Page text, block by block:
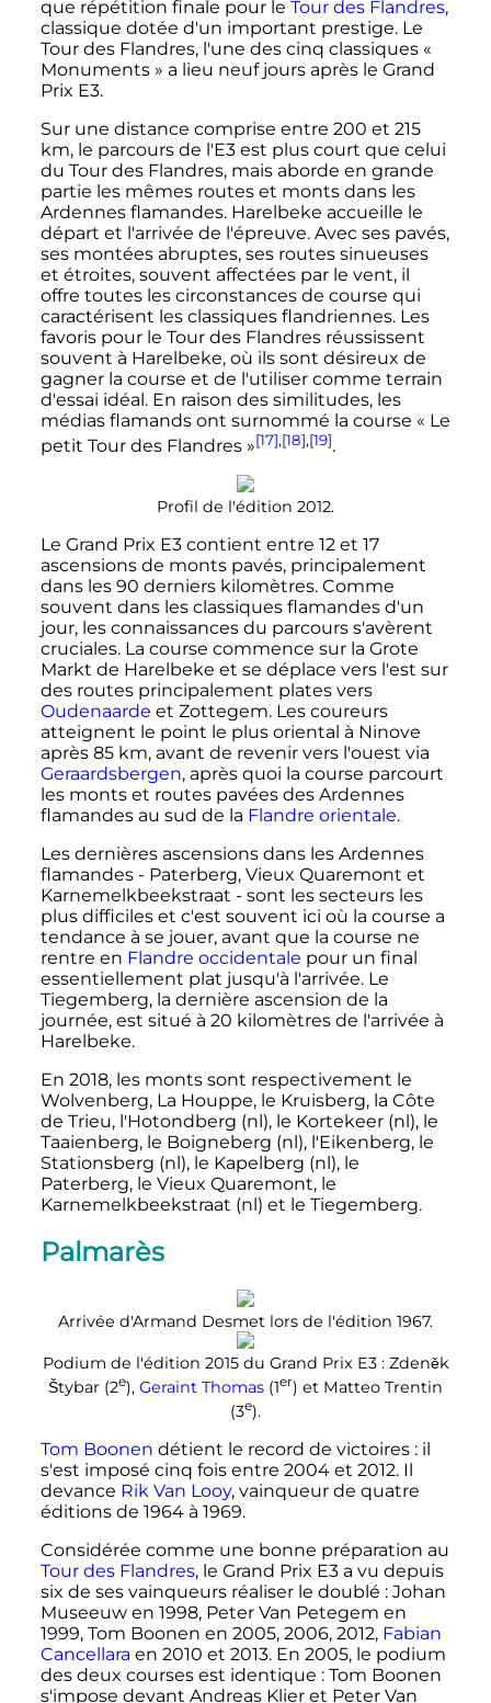
que répétition finale pour le Tour des Flandres,
classique dotée d'un important prestige. Le
Tour des Flandres, l'une des cinq classiques «
Monuments » a lieu neuf jours après le Grand
Prix E3.
Sur une distance comprise entre 200 et 215
km, le parcours de l'E3 est plus court que celui
du Tour des Flandres, mais aborde en grande
partie les mêmes routes et monts dans les
Ardennes flamandes. Harelbeke accueille le
départ et l'arrivée de l'épreuve. Avec ses pavés,
ses montées abruptes, ses routes sinueuses
et étroites, souvent affectées par le vent, il
offre toutes les circonstances de course qui
caractérisent les classiques flandriennes. Les
favoris pour le Tour des Flandres réussissent
souvent à Harelbeke, où ils sont désireux de
gagner la course et de l'utiliser comme terrain
d'essai idéal. En raison des similitudes, les
médias flamands ont surnommé la course « Le
petit Tour des Flandres »[17],[18],[19].
Profil de l'édition 2012.
Le Grand Prix E3 contient entre 12 et 17
ascensions de monts pavés, principalement
dans les 90 derniers kilomètres. Comme
souvent dans les classiques flamandes d'un
jour, les connaissances du parcours s'avèrent
cruciales. La course commence sur la Grote
Markt de Harelbeke et se déplace vers l'est sur
des routes principalement plates vers
Oudenaarde et Zottegem. Les coureurs
atteignent le point le plus oriental à Ninove
après 85 km, avant de revenir vers l'ouest via
Geraardsbergen, après quoi la course parcourt
les monts et routes pavées des Ardennes
flamandes au sud de la Flandre orientale.
Les dernières ascensions dans les Ardennes
flamandes - Paterberg, Vieux Quaremont et
Karnemelkbeekstraat - sont les secteurs les
plus difficiles et c'est souvent ici où la course a
tendance à se jouer, avant que la course ne
rentre en Flandre occidentale pour un final
essentiellement plat jusqu'à l'arrivée. Le
Tiegemberg, la dernière ascension de la
journée, est situé à 20 kilomètres de l'arrivée à
Harelbeke.
En 2018, les monts sont respectivement le
Wolvenberg, La Houppe, le Kruisberg, la Côte
de Trieu, l'Hotondberg (nl), le Kortekeer (nl), le
Taaienberg, le Boigneberg (nl), l'Eikenberg, le
Stationsberg (nl), le Kapelberg (nl), le
Paterberg, le Vieux Quaremont, le
Karnemelkbeekstraat (nl) et le Tiegemberg.
Palmarès
Arrivée d'Armand Desmet lors de l'édition 1967.
Podium de l'édition 2015 du Grand Prix E3 : Zdeněk
Štybar (2e), Geraint Thomas (1er) et Matteo Trentin
(3e).
Tom Boonen détient le record de victoires : il
s'est imposé cinq fois entre 2004 et 2012. Il
devance Rik Van Looy, vainqueur de quatre
éditions de 1964 à 1969.
Considérée comme une bonne préparation au
Tour des Flandres, le Grand Prix E3 a vu depuis
six de ses vainqueurs réaliser le doublé : Johan
Museeuw en 1998, Peter Van Petegem en
1999, Tom Boonen en 2005, 2006, 2012, Fabian
Cancellara en 2010 et 2013. En 2005, le podium
des deux courses est identique : Tom Boonen
s'impose devant Andreas Klier et Peter Van